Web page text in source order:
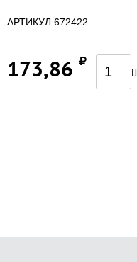
АРТИКУЛ 672422
173,86